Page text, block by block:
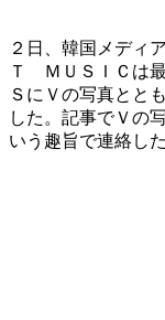
２日、韓国メディ
Ｔ ＭＵＳＩＣは
ＳにＶの写真とと
した。記事でＶの
いう趣旨で連絡した